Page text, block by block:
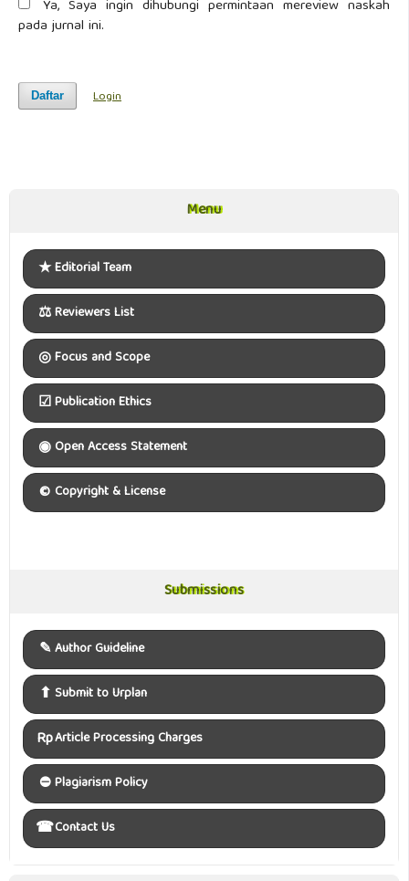
pada jurnal ini.
Daftar Login
Menu
Menu
★Editorial Team
⚖Reviewers List
◎Focus and Scope
☑Publication Ethics
◉ Open Access Statement
© Copyright & License
Submissions
Submissions
✎Author Guideline
⬆ Submit to Urplan
RpArticle Processing Charges
⛔Plagiarism Policy
☎Contact Us